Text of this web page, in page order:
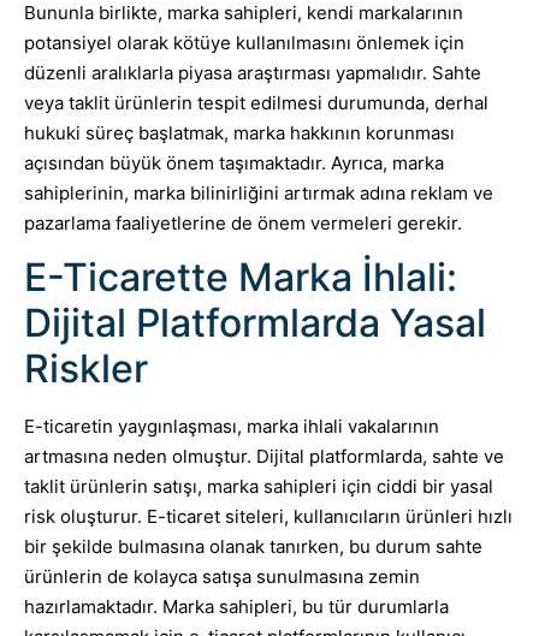
Bununla birlikte, marka sahipleri, kendi markalarının
potansiyel olarak kötüye kullanılmasını önlemek için
düzenli aralıklarla piyasa araştırması yapmalıdır. Sahte
veya taklit ürünlerin tespit edilmesi durumunda, derhal
hukuki süreç başlatmak, marka hakkının korunması
açısından büyük önem taşımaktadır. Ayrıca, marka
sahiplerinin, marka bilinirliğini artırmak adına reklam ve
pazarlama faaliyetlerine de önem vermeleri gerekir.
E-Ticarette Marka İhlali:
Dijital Platformlarda Yasal
Riskler
E-ticaretin yaygınlaşması, marka ihlali vakalarının
artmasına neden olmuştur. Dijital platformlarda, sahte ve
taklit ürünlerin satışı, marka sahipleri için ciddi bir yasal
risk oluşturur. E-ticaret siteleri, kullanıcıların ürünleri hızlı
bir şekilde bulmasına olanak tanırken, bu durum sahte
ürünlerin de kolayca satışa sunulmasına zemin
hazırlamaktadır. Marka sahipleri, bu tür durumlarla